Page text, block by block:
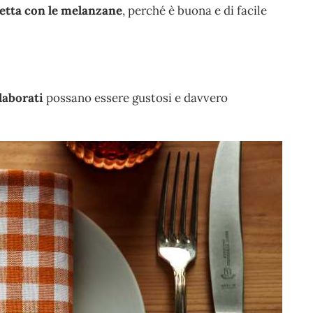
con le melanzane, perché è buona e di facile
possano essere gustosi e davvero